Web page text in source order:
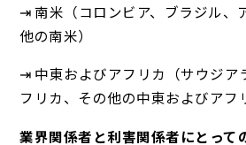
⇥ 南米（コロンビア、ブラジル、
他の南米）
⇥ 中東およびアフリカ（サウジア
フリカ、その他の中東およびアフ
業界関係者と利害関係者にとって